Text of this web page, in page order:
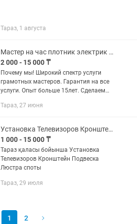
Тараз, 1 августа
Мастер на час плотник электрик сантехник установка ТВ зоны
2 000 - 15 000 ₸
Почему мы! Широкий спектр услуги
грамотных мастеров. Гарантия на все
услуги. Опыт больше 15лет. Сделаем
ТВ зону из гибкого мрамора и лувера
Тараз, 27 июня
Установка Телевизоров Кронштейн люстра
1 000 - 15 000 ₸
Тараз қаласы бойынша Установка
Телевизоров Кронштейн Подвеска
Люстра споты
Тараз, 29 июля
1 2